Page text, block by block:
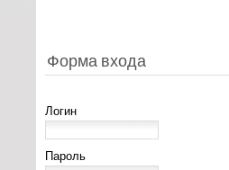
Форма входа
Логин
Пароль